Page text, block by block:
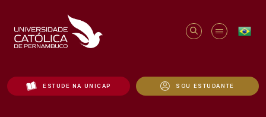
ESTUDE NA UNICAP SOU ESTUDANTE